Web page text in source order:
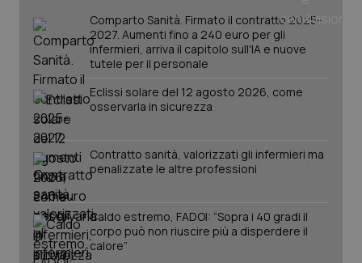
Comparto Sanità. Firmato il contratto 2025-
2027. Aumenti fino a 240 euro per gli
infermieri, arriva il capitolo sull'IA e nuove
tutele per il personale
Eclissi solare del 12 agosto 2026, come
osservarla in sicurezza
Contratto sanità, valorizzati gli infermieri ma
penalizzate le altre professioni
Caldo estremo, FADOI: “Sopra i 40 gradi il
corpo può non riuscire più a disperdere il
calore”